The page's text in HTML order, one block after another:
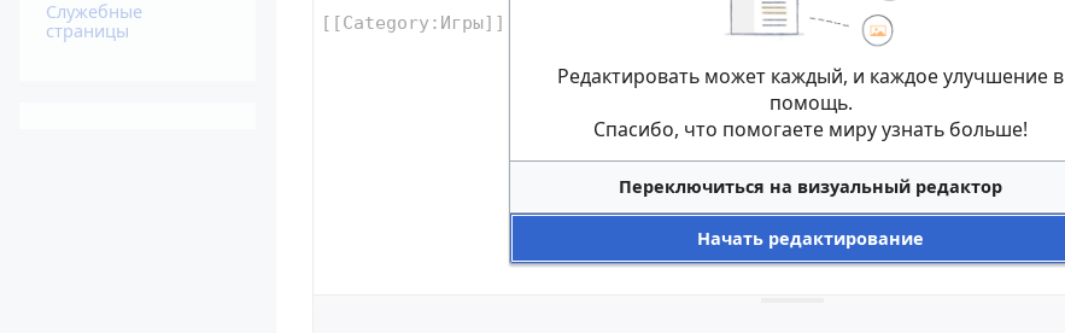
Служебные
страницы
Редактировать может каждый, и каждое улучшение в
помощь.
Спасибо, что помогаете миру узнать больше!
Переключиться на визуальный редактор
Начать редактирование